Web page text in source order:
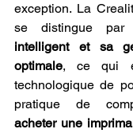
exception. La
se distingue
intelligent et sa
optimale, ce qui
technologique de
pratique de
acheter une